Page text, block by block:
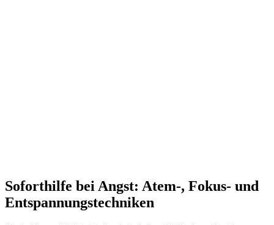
Soforthilfe bei Angst: Atem-, Fokus- und
Entspannungstechniken